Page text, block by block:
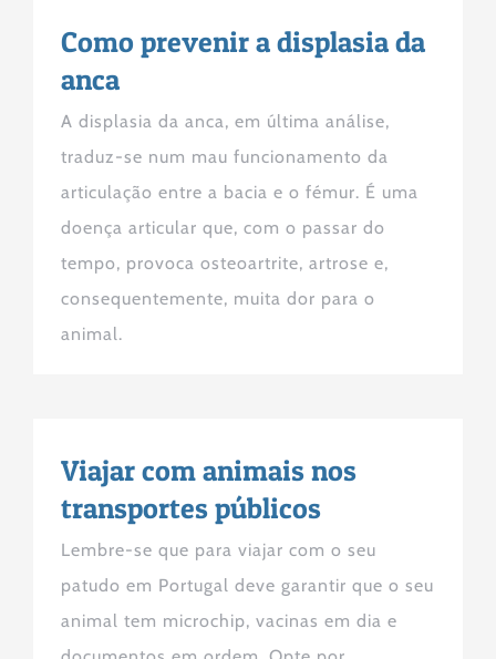
Como prevenir a displasia da
anca
A displasia da anca, em última análise,
traduz-se num mau funcionamento da
articulação entre a bacia e o fémur. É uma
doença articular que, com o passar do
tempo, provoca osteoartrite, artrose e,
consequentemente, muita dor para o
animal.
Viajar com animais nos
transportes públicos
Lembre-se que para viajar com o seu
patudo em Portugal deve garantir que o seu
animal tem microchip, vacinas em dia e